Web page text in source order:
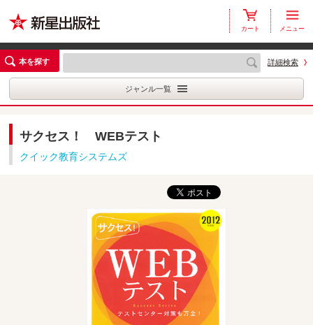
カート メニュー
本を探す 詳細検索
ジャンル一覧
サクセス！ WEBテスト
クイック教育システムズ